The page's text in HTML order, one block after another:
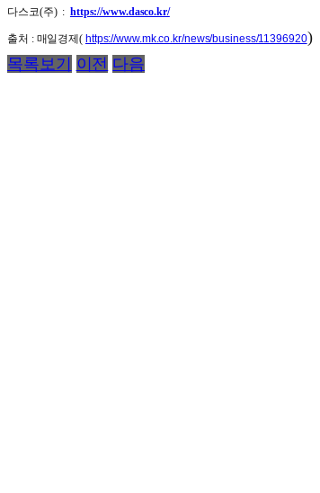
다스코(주) : https://www.dasco.kr/
출처 : 매일경제( https://www.mk.co.kr/news/business/11396920)
목록보기
이전 다음